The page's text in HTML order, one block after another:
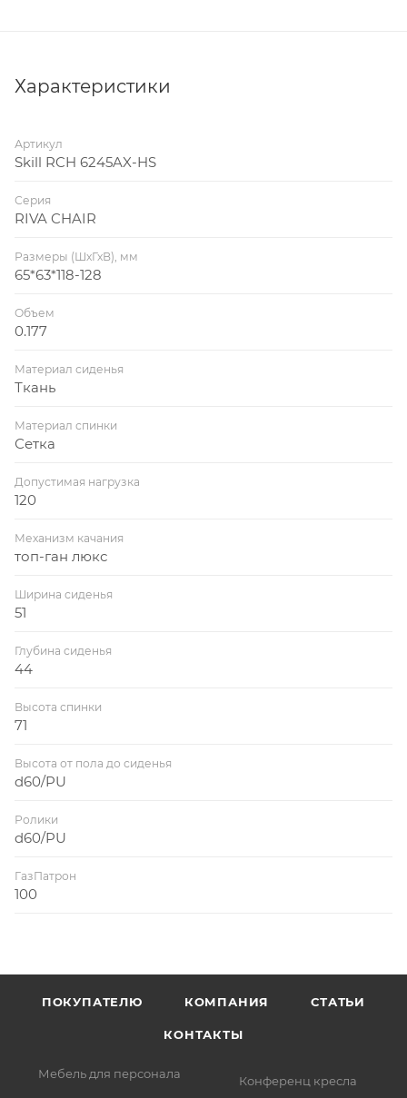
Характеристики
Артикул
Skill RCH 6245AX-HS
Серия
RIVA CHAIR
Размеры (ШхГхВ), мм
65*63*118-128
Объем
0.177
Материал сиденья
Ткань
Материал спинки
Сетка
Допустимая нагрузка
120
Механизм качания
топ-ган люкс
Ширина сиденья
51
Глубина сиденья
44
Высота спинки
71
Высота от пола до сиденья
d60/PU
Ролики
d60/PU
ГазПатрон
100
ПОКУПАТЕЛЮ КОМПАНИЯ СТАТЬИ
КОНТАКТЫ
Мебель для персонала Конференц кресла